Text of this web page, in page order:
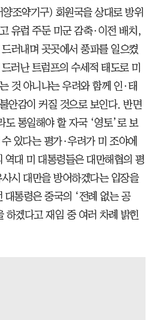
조약기구) 회원국을 상대로 방위
유럽 주둔 미군 감축·이전 배치,
러내며 곳곳에서 풍파를 일으켰
러난 트럼프의 수세적 태도로 미
것 아니냐는 우려와 함께 인·태
안감이 커질 것으로 보인다. 반면
도 통일해야 할 자국 ‘영토’로 보
있다는 평가·우려가 미 조야에
역대 미 대통령들은 대만해협의 평
시 대만을 방어하겠다는 입장을
대통령은 중국의 ‘전례 없는 공
하겠다고 재임 중 여러 차례 밝힌